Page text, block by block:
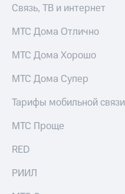
Связь, ТВ и интернет
МТС Дома Отлично
МТС Дома Хорошо
МТС Дома Супер
Тарифы мобильной связи
МТС Проще
RED
РИИЛ